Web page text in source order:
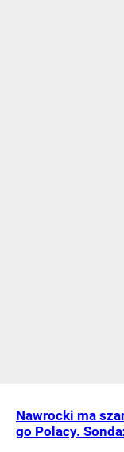
Nawrocki ma
go Polacy.